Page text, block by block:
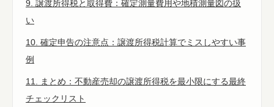
9. 譲渡所得税と取得費：確定測量費用や地積測量図の扱
い
10. 確定申告の注意点：譲渡所得税計算でミスしやすい事
例
11. まとめ：不動産売却の譲渡所得税を最小限にする最終
チェックリスト